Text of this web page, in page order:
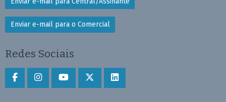
Enviar e-mail para o Comercial
Redes Sociais